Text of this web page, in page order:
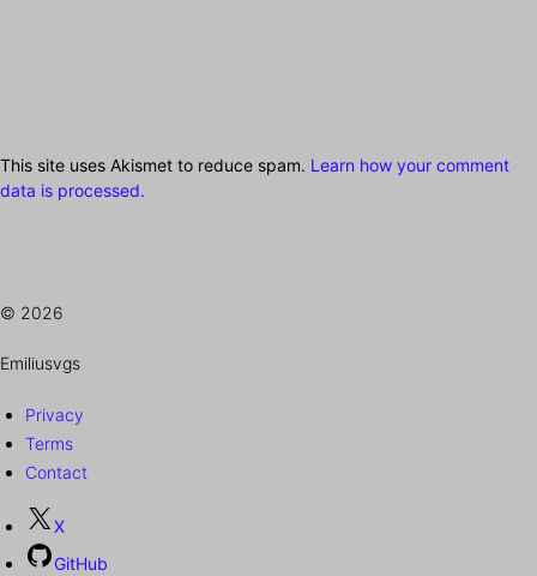
This site uses Akismet to reduce spam. Learn how your comment
data is processed.
© 2026
Emiliusvgs
Privacy
Terms
Contact
X
GitHub